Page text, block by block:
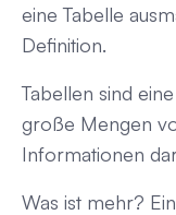
eine Tabelle
Definition.
Tabellen sind
große Mengen
Informationen
Was ist mehr?